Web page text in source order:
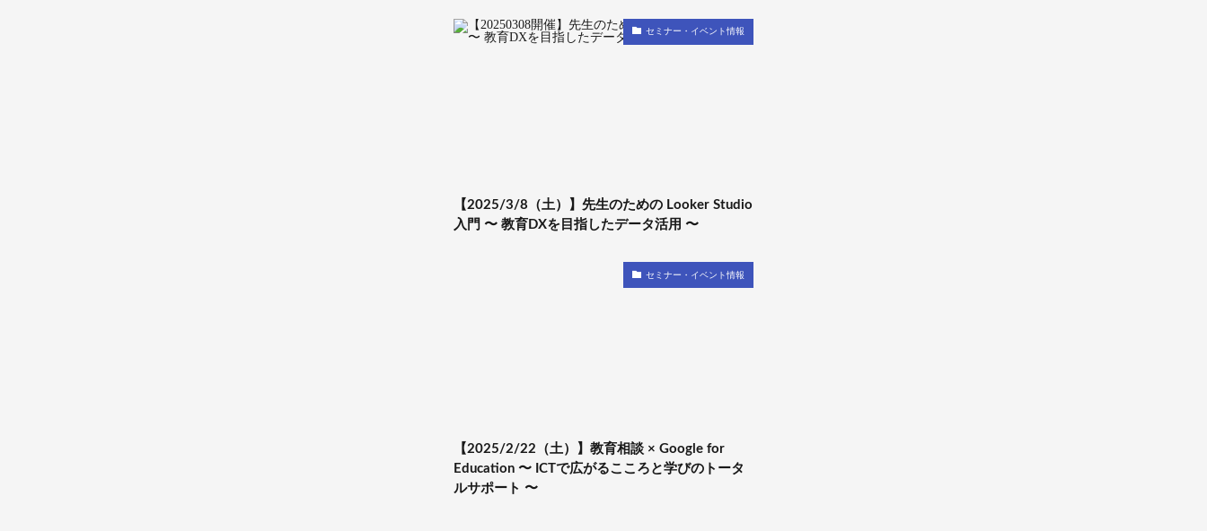
セミナー・イベント情報
【2025/3/8（土）】先生のための Looker Studio
入門 〜 教育DXを目指したデータ活用 〜
セミナー・イベント情報
【2025/2/22（土）】教育相談 × Google for
Education 〜 ICTで広がるこころと学びのトータ
ルサポート 〜